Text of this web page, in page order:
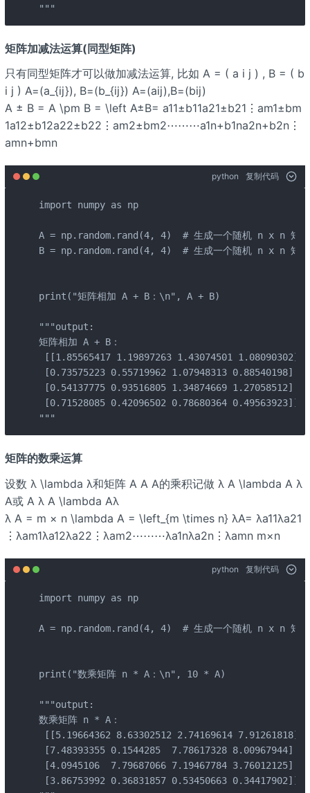
"""
矩阵加减法运算(同型矩阵)
只有同型矩阵才可以做加减法运算, 比如 A = ( a i j ) , B = ( b
i j ) A=(a_{ij}), B=(b_{ij}) A=(aij),B=(bij)
A ± B = A \pm B = \left A±B= a11±b11a21±b21⋮am1±bm
1a12±b12a22±b22⋮am2±bm2⋯⋯⋯a1n+b1na2n+b2n⋮
amn+bmn
python 复制代码
import numpy as np
A = np.random.rand(4, 4)  # 生成一个随机 n x n 矩阵
B = np.random.rand(4, 4)  # 生成一个随机 n x n 矩阵
print("矩阵相加 A + B：\n", A + B)
"""output:
矩阵相加 A + B：
[[1.85565417 1.19897263 1.43074501 1.08090302]
[0.73575223 0.55719962 1.07948313 0.88540198]
[0.54137775 0.93516805 1.34874669 1.27058512]
[0.71528085 0.42096502 0.78680364 0.49563923]]
"""
矩阵的数乘运算
设数 λ \lambda λ和矩阵 A A A的乘积记做 λ A \lambda A λ
A或 A λ A \lambda Aλ
λ A = m × n \lambda A = \left _{m \times n} λA= λa11λa21
⋮λam1λa12λa22⋮λam2⋯⋯⋯λa1nλa2n⋮λamn m×n
python 复制代码
import numpy as np
A = np.random.rand(4, 4)  # 生成一个随机 n x n 矩阵
print("数乘矩阵 n * A：\n", 10 * A)
"""output:
数乘矩阵 n * A：
[[5.19664362 8.63302512 2.74169614 7.91261818]
[7.48393355 0.1544285  7.78617328 8.00967944]
[4.0945106  7.79687066 7.19467784 3.76012125]
[3.86753992 0.36831857 0.53450663 0.34417902]]